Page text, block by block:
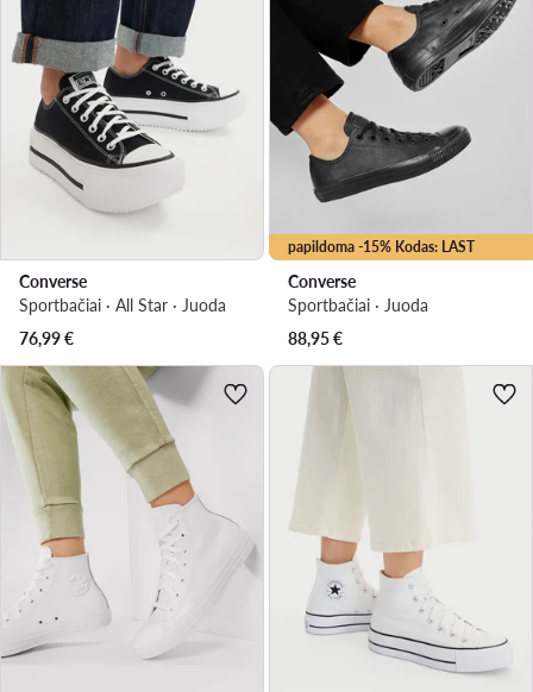
Converse
Sportbačiai · All Star · Juoda
76,99€
papildoma -15% Kodas: LAST
Converse
Sportbačiai · Juoda
88,95€